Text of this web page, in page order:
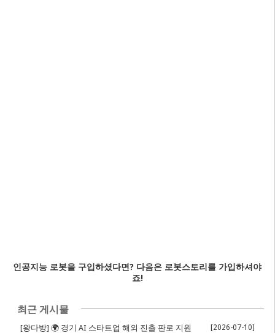
인공지능 로봇을 구입하셨다면? 다음은 로봇스토리를 가입하셔야
죠!
최근 게시물
[왕다방] 🌍 경기 AI 스타트업 해외 진출 판로 지원
[2026-07-10]